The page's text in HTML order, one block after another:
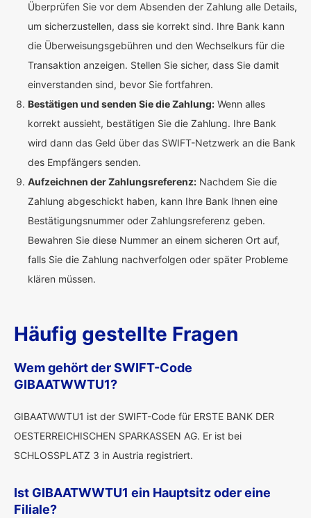
Überprüfen Sie vor dem Absenden der Zahlung alle Details,
um sicherzustellen, dass sie korrekt sind. Ihre Bank kann
die Überweisungsgebühren und den Wechselkurs für die
Transaktion anzeigen. Stellen Sie sicher, dass Sie damit
einverstanden sind, bevor Sie fortfahren.
Bestätigen und senden Sie die Zahlung: Wenn alles
korrekt aussieht, bestätigen Sie die Zahlung. Ihre Bank
wird dann das Geld über das SWIFT-Netzwerk an die Bank
des Empfängers senden.
Aufzeichnen der Zahlungsreferenz: Nachdem Sie die
Zahlung abgeschickt haben, kann Ihre Bank Ihnen eine
Bestätigungsnummer oder Zahlungsreferenz geben.
Bewahren Sie diese Nummer an einem sicheren Ort auf,
falls Sie die Zahlung nachverfolgen oder später Probleme
klären müssen.
Häufig gestellte Fragen
Wem gehört der SWIFT-Code
GIBAATWWTU1?
GIBAATWWTU1 ist der SWIFT-Code für ERSTE BANK DER
OESTERREICHISCHEN SPARKASSEN AG. Er ist bei
SCHLOSSPLATZ 3 in Austria registriert.
Ist GIBAATWWTU1 ein Hauptsitz oder eine
Filiale?